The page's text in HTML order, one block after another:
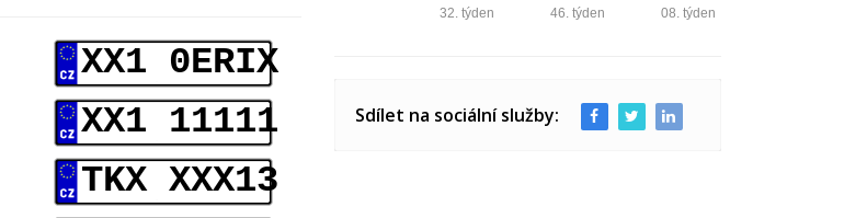
XX1 0ERIX
XX1 11111
TKX XXX13
08. týden
46. týden
32. týden
Sdílet na sociální služby: